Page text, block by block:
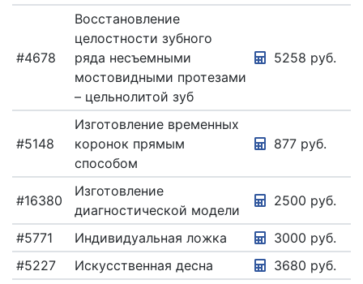
#4678
Восстановление
целостности зубного
ряда несъемными
мостовидными протезами
– цельнолитой зуб
5258 руб.
#5148
Изготовление временных
коронок прямым
способом
877 руб.
#16380
Изготовление
диагностической модели
2500 руб.
#5771 Индивидуальная ложка
3000 руб.
#5227
Искусственная десна 3680 руб.